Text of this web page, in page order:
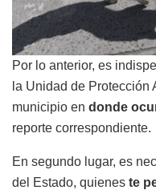
Por lo anterior, es
la Unidad de Protección
municipio en donde
reporte correspondiente.
En segundo lugar, es
del Estado, quienes te